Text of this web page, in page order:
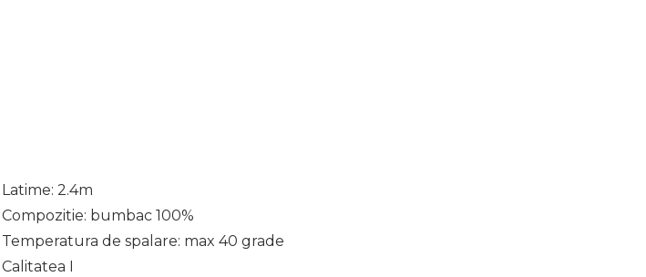
Latime: 2.4m
Compozitie: bumbac 100%
Temperatura de spalare: max 40 grade
Calitatea I